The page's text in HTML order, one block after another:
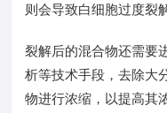
则会导致白细胞过度裂
裂解后的混合物还需要
析等技术手段，去除大
物进行浓缩，以提高其